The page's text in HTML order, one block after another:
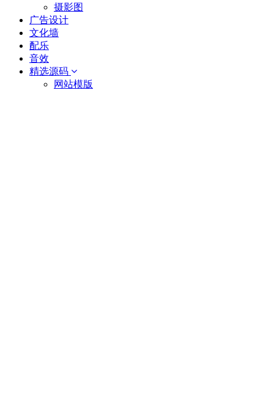
摄影图
广告设计
文化墙
配乐
音效
精选源码
网站模版